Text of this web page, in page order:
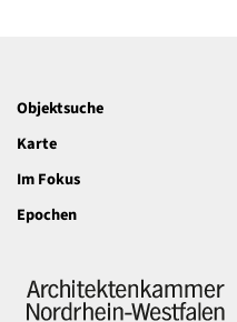
Objektsuche
Karte
Im Fokus
Epochen